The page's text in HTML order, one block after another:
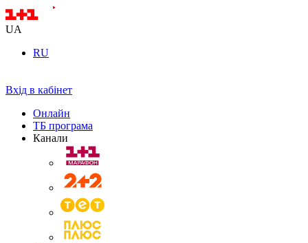
UA
RU
Вхід в кабінет
Онлайн
ТБ програма
Канали